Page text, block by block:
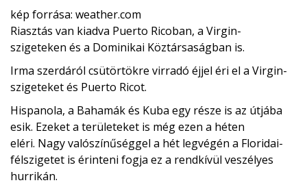
kép forrása: weather.com
Riasztás van kiadva Puerto Ricoban, a Virgin-
szigeteken és a Dominikai Köztársaságban is.
Irma szerdáról csütörtökre virradó éjjel éri el a Virgin-
szigeteket és Puerto Ricot.
Hispanola, a Bahamák és Kuba egy része is az útjába
esik. Ezeket a területeket is még ezen a héten
eléri. Nagy valószínűséggel a hét legvégén a Floridai-
félszigetet is érinteni fogja ez a rendkívül veszélyes
hurrikán.